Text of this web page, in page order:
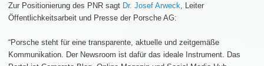
Zur Positionierung des PNR sagt Dr. Josef Arweck , Leiter
Öffentlichkeitsarbeit und Presse der Porsche AG:
“Porsche steht für eine transparente, aktuelle und zeitgemäße
Kommunikation. Der Newsroom ist dafür das ideale Instrument. Das